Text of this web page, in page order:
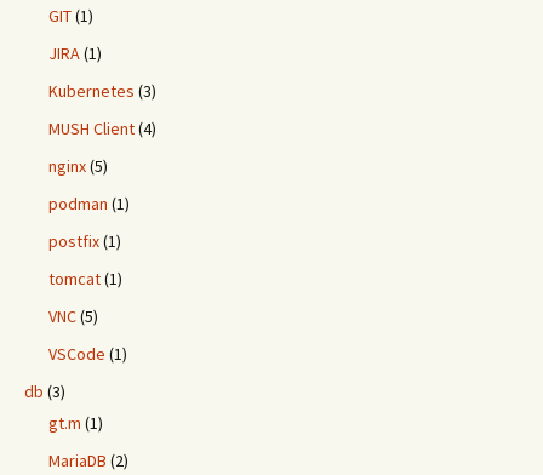
GIT(1)
JIRA(1)
Kubernetes (3)
MUSH Client(4)
nginx(5)
podman (1)
postfix(1)
tomcat(1)
VNC(5)
VSCode (1)
db (3)
gt.m (1)
MariaDB (2)